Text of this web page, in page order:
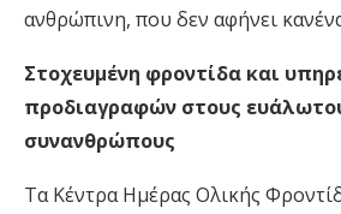
ανθρώπινη, που δεν αφήνει
Στοχευμένη φροντίδα και
προδιαγραφών στους
συνανθρώπους
Τα Κέντρα Ημέρας Ολικής